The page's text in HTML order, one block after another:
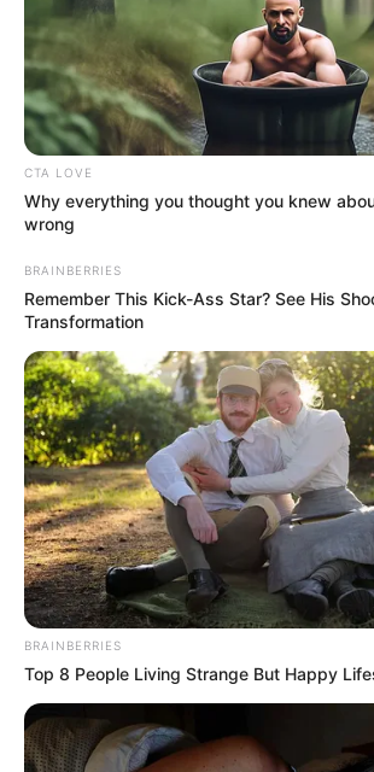
Everybody Wanted To Date Her In
Is Her Recently
BUZZ DAY
Walgreens Hides This $1 Generic
Why
BOOSTARO
CTA LOVE
Why everything you thought you knew
wrong
BRAINBERRIES
Remember This Kick-Ass Star? See His
Transformation
BRAINBERRIES
Top 8 People Living Strange But Happy